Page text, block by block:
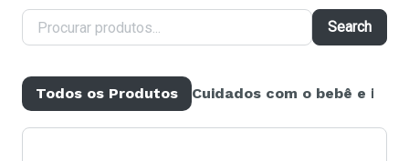
Search
Todos os Produtos Cuidados com o bebê e